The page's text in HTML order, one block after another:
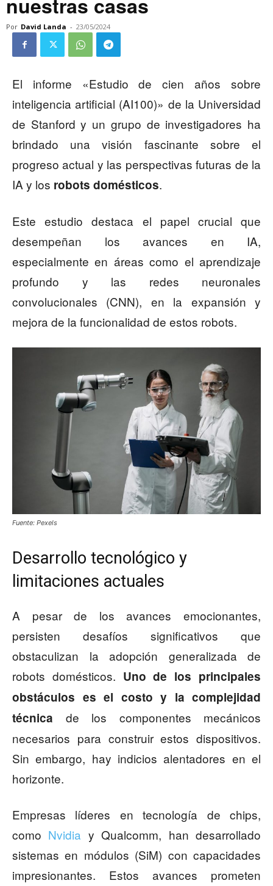
nuestras casas
Por David Landa - 23/05/2024
El informe «Estudio de cien años sobre
inteligencia artificial (AI100)» de la Universidad
de Stanford y un grupo de investigadores ha
brindado una visión fascinante sobre el
progreso actual y las perspectivas futuras de la
IA y los robots domésticos.
Este estudio destaca el papel crucial que
desempeñan los avances en IA,
especialmente en áreas como el aprendizaje
profundo y las redes neuronales
convolucionales (CNN), en la expansión y
mejora de la funcionalidad de estos robots.
Fuente: Pexels
Desarrollo tecnológico y
limitaciones actuales
A pesar de los avances emocionantes,
persisten desafíos significativos que
obstaculizan la adopción generalizada de
robots domésticos. Uno de los principales
obstáculos es el costo y la complejidad
técnica de los componentes mecánicos
necesarios para construir estos dispositivos.
Sin embargo, hay indicios alentadores en el
horizonte.
Empresas líderes en tecnología de chips,
como Nvidia y Qualcomm, han desarrollado
sistemas en módulos (SiM) con capacidades
impresionantes. Estos avances prometen